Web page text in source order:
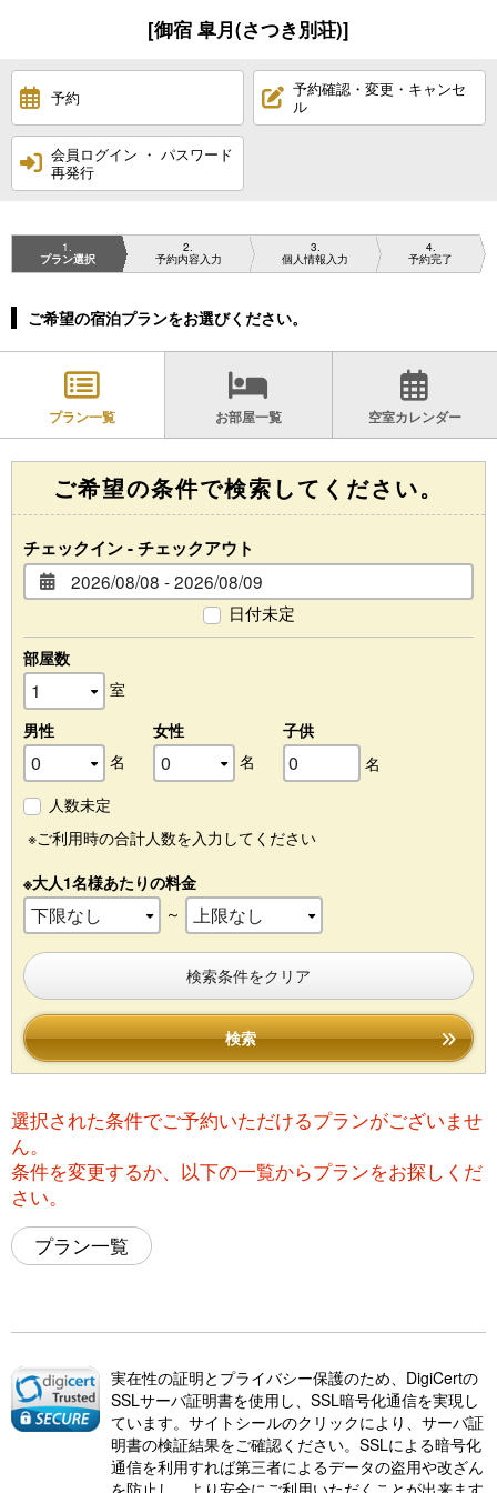
[御宿 皐月(さつき別荘)]
予約
予約確認・変更・キャンセ
ル
会員ログイン ・ パスワード
再発行
1
プラン選択
2
予約内容入力
3
個人情報入力
4
予約完了
ご希望の宿泊プランをお選びください。
プラン一覧 お部屋一覧 空室カレンダー
ご希望の条件で検索してください。
チェックイン - チェックアウト
日付未定
部屋数
室
男性
名
女性
名
子供
名
人数未定
※ご利用時の合計人数を入力してください
※大人1名様あたりの料金
～
検索条件をクリア
検索
選択された条件でご予約いただけるプランがございませ
ん。
条件を変更するか、以下の一覧からプランをお探しくだ
さい。
プラン一覧
実在性の証明とプライバシー保護のため、DigiCertの
SSLサーバ証明書を使用し、SSL暗号化通信を実現し
ています。サイトシールのクリックにより、サーバ証
明書の検証結果をご確認ください。SSLによる暗号化
通信を利用すれば第三者によるデータの盗用や改ざん